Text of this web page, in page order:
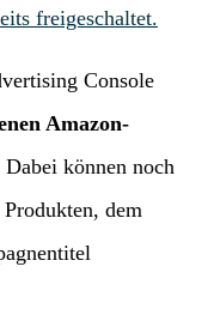
freigeschaltet.
Console
Amazon-
Dabei können noch
dem